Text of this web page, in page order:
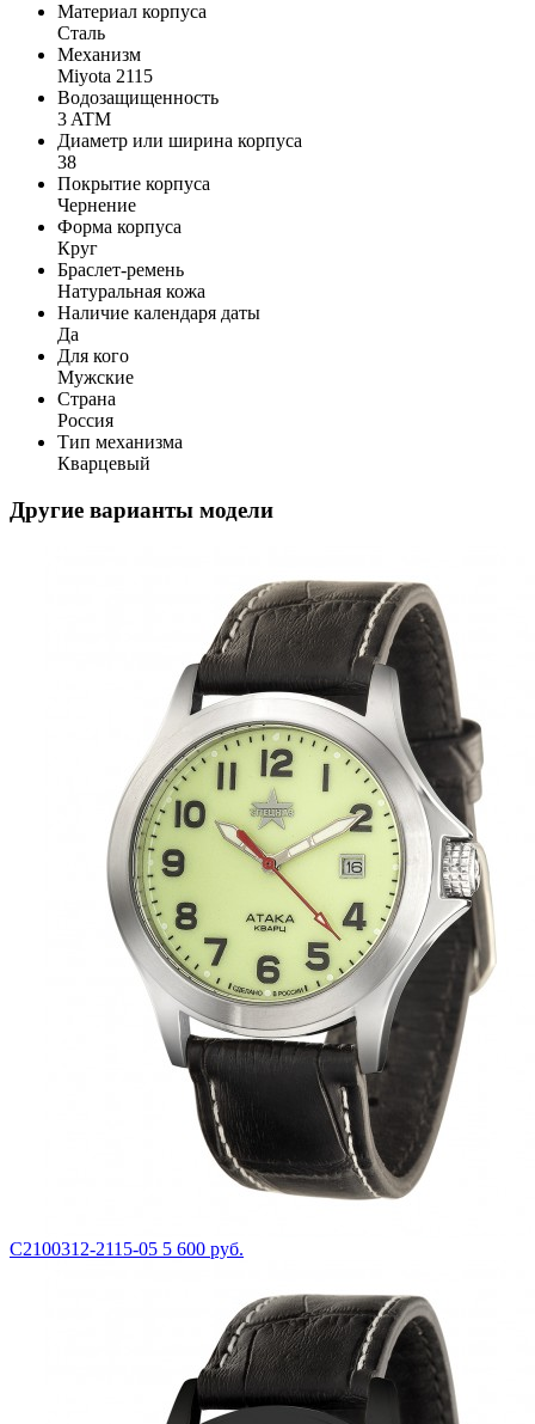
Материал корпуса
Сталь
Механизм
Miyota 2115
Водозащищенность
3 ATM
Диаметр или ширина корпуса
38
Покрытие корпуса
Чернение
Форма корпуса
Круг
Браслет-ремень
Натуральная кожа
Наличие календаря даты
Да
Для кого
Мужские
Страна
Россия
Тип механизма
Кварцевый
Другие варианты модели
С2100312-2115-05 5 600 руб.